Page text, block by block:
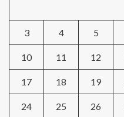
3 4 5
10 11 12
17 18 19
24 25 26